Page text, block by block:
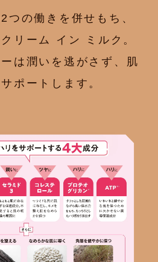
つの働きを併せもち、
リーム イン ミルク。
は潤いを逃がさず、肌
ポートします。